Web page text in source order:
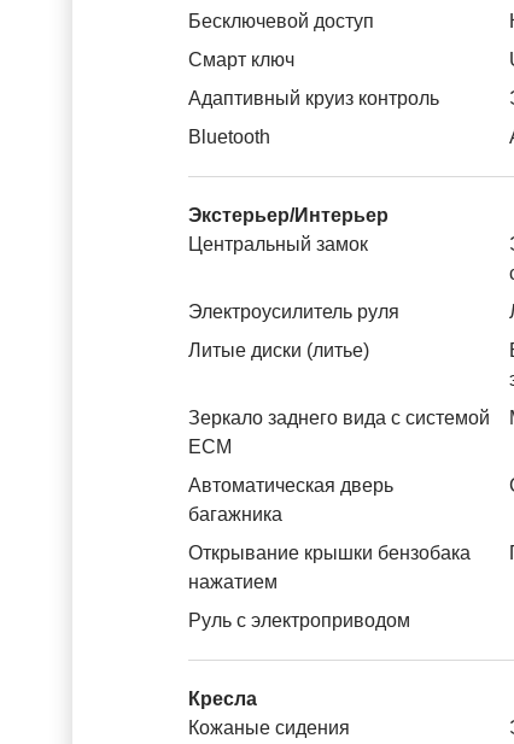
Бесключевой доступ
Смарт ключ
Адаптивный круиз контроль
Bluetooth
Экстерьер/Интерьер
Центральный замок
Электроусилитель руля
Литые диски (литье)
Зеркало заднего вида с системой
ЕСМ
Автоматическая дверь
багажника
Открывание крышки бензобака
нажатием
Руль с электроприводом
Кресла
Кожаные сидения